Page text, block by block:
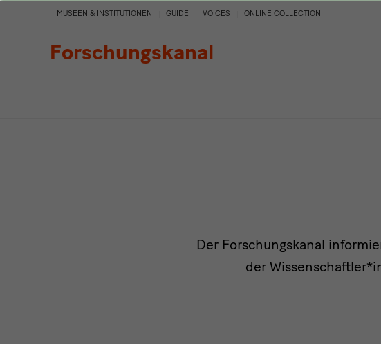
Forschungskanal
Projekte
MUSEEN & INSTITUTIONEN GUIDE VOICES ONLINE COLLECTION
Der Forschungskanal
der